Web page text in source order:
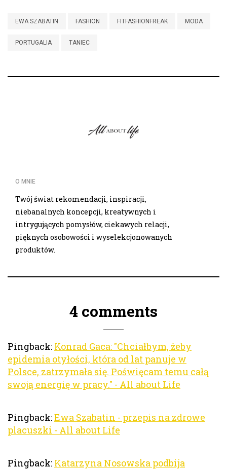
EWA SZABATIN FASHION FITFASHIONFREAK MODA
PORTUGALIA TANIEC
O MNIE
Twój świat rekomendacji, inspiracji,
niebanalnych koncepcji, kreatywnych i
intrygujących pomysłów, ciekawych relacji,
pięknych osobowości i wyselekcjonowanych
produktów.
4 comments
Pingback: Konrad Gaca: "Chciałbym, żeby
epidemia otyłości, która od lat panuje w
Polsce, zatrzymała się. Poświęcam temu całą
swoją energię w pracy." - All about Life
Pingback:Ewa Szabatin - przepis na zdrowe
placuszki - All about Life
Pingback: Katarzyna Nosowska podbija